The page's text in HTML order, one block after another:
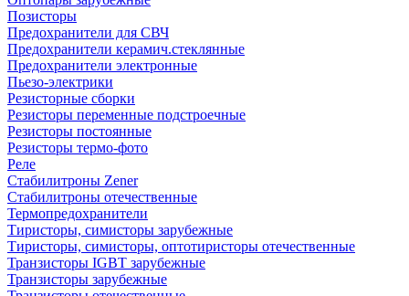
Позисторы
Предохранители для СВЧ
Предохранители керамич.стеклянные
Предохранители электронные
Пьезо-электрики
Резисторные сборки
Резисторы переменные подстроечные
Резисторы постоянные
Резисторы термо-фото
Реле
Стабилитроны Zener
Стабилитроны отечественные
Термопредохранители
Тиристоры, симисторы зарубежные
Тиристоры, симисторы, оптотиристоры отечественные
Транзисторы IGBT зарубежные
Транзисторы зарубежные